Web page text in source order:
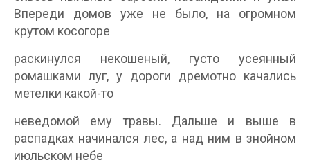
Впереди домов уже не было, на огромном
крутом косогоре
раскинулся некошеный, густо усеянный
ромашками луг, у дороги дремотно качались
метелки какой-то
неведомой ему травы. Дальше и выше в
распадках начинался лес, а над ним в знойном
июльском небе